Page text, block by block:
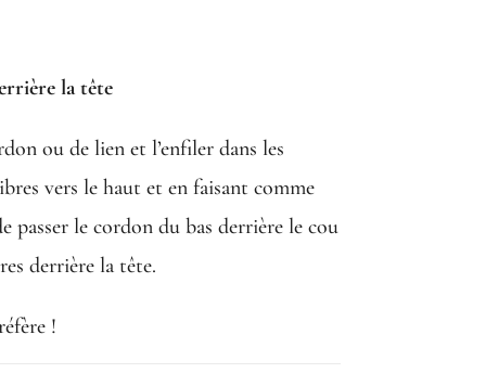
la tête
ou de lien et l’enfiler dans les
vers le haut et en faisant comme
passer le cordon du bas derrière le cou
derrière la tête.
!